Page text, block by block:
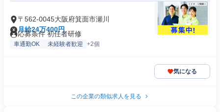
〒562-0045大阪府箕面市瀬川
月給24万400円
応募条件 初任者研修
車通勤OK 未経験者歓迎 +2個
気になる
この企業の類似求人を見る